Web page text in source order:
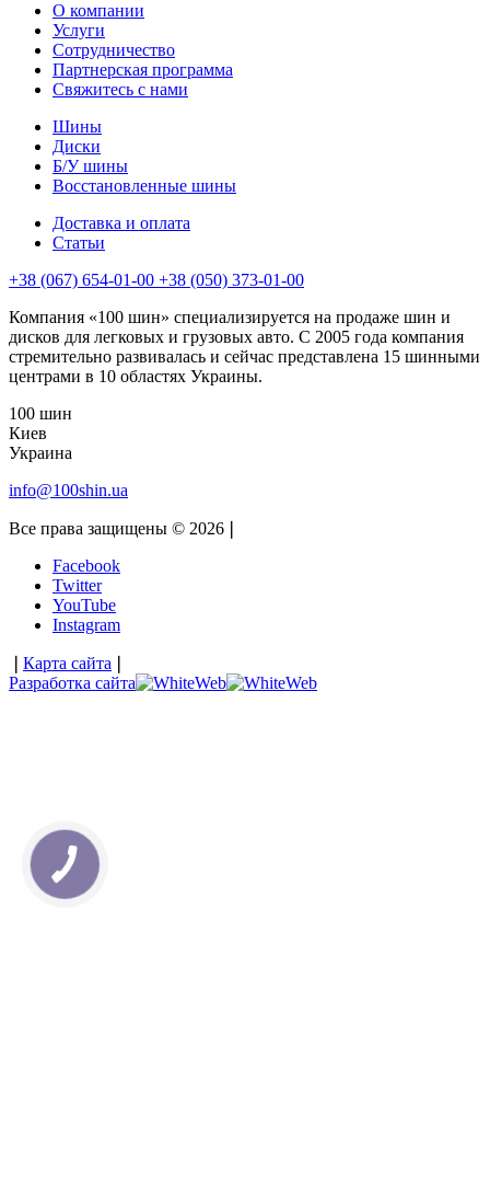
О компании
Услуги
Сотрудничество
Партнерская программа
Свяжитесь с нами
Шины
Диски
Б/У шины
Восстановленные шины
Доставка и оплата
Статьи
+38 (067) 654-01-00 +38 (050) 373-01-00
Компания «100 шин» специализируется на продаже шин и
дисков для легковых и грузовых авто. С 2005 года компания
стремительно развивалась и сейчас представлена 15 шинными
центрами в 10 областях Украины.
100 шин
Киев
Украина
info@100shin.ua
Все права защищены © 2026
Facebook
Twitter
YouTube
Instagram
Карта сайта
Разработка сайта